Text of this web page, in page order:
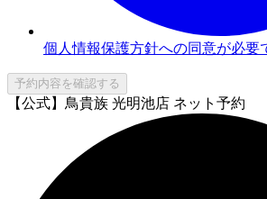
個人情報保護方針への同意が必要
予約内容を確認する
【公式】鳥貴族 光明池店 ネット予約